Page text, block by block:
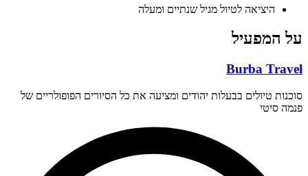
היציאה לטיול מגיל שנתיים ומעלה
על המפעיל
Burba Travel
סוכנות טיולים בבעלות יהודים ומציעה את כל הסיורים הפופולריים של
פנמה סיטי